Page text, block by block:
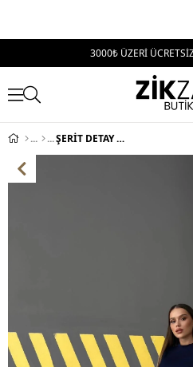
3000₺ ÜZERİ
ŞERİT DETAY SWEAT VE PANTOLONLU MODAL KUMAŞ İKİLİ TAKIM LACİVERT